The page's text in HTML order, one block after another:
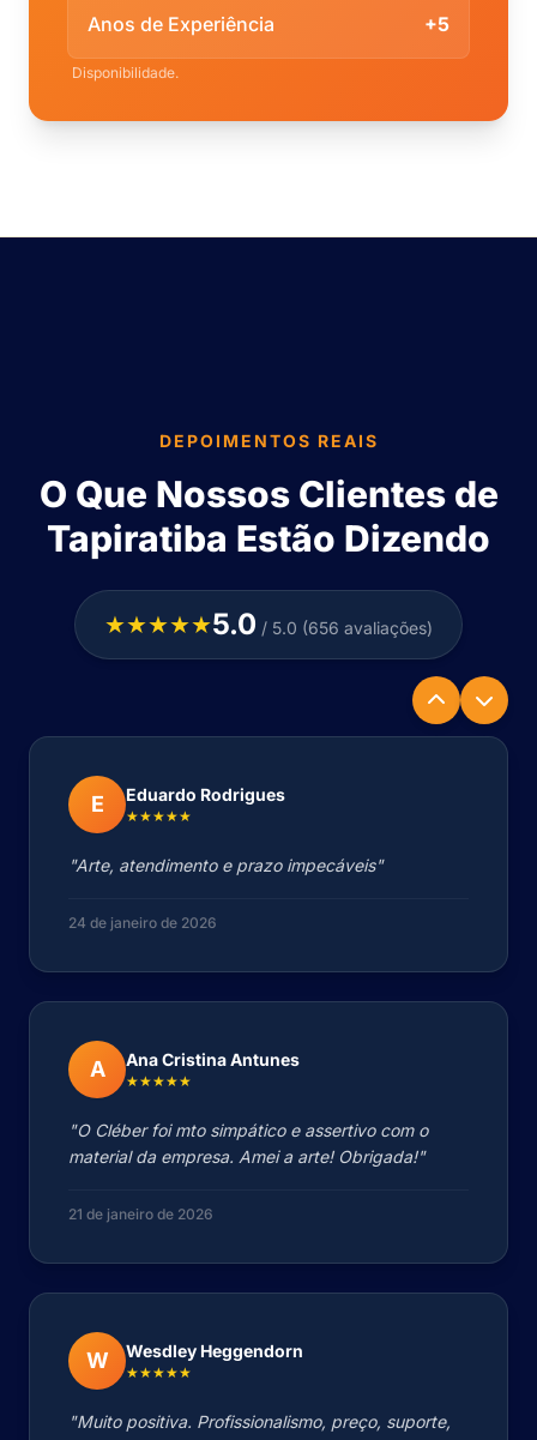
Anos de Experiência +5
Disponibilidade.
DEPOIMENTOS REAIS
O Que Nossos Clientes de
Tapiratiba Estão Dizendo
★★★★★5.0 / 5.0 (656 avaliações)
E Eduardo Rodrigues
★★★★★
"Arte, atendimento e prazo impecáveis"
24 de janeiro de 2026
A Ana Cristina Antunes
★★★★★
"O Cléber foi mto simpático e assertivo com o
material da empresa. Amei a arte! Obrigada!"
21 de janeiro de 2026
W Wesdley Heggendorn
★★★★★
"Muito positiva. Profissionalismo, preço, suporte,